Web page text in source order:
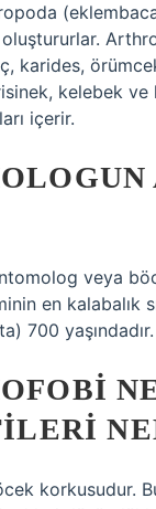
oluştururlar.
karides,
kelebek ve
içerir.
veya
en kalabalık
700 yaşındadır.
korkusudur.